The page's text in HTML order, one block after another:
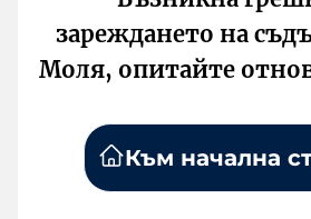
зареждането на
Моля, опитайте
Към начална